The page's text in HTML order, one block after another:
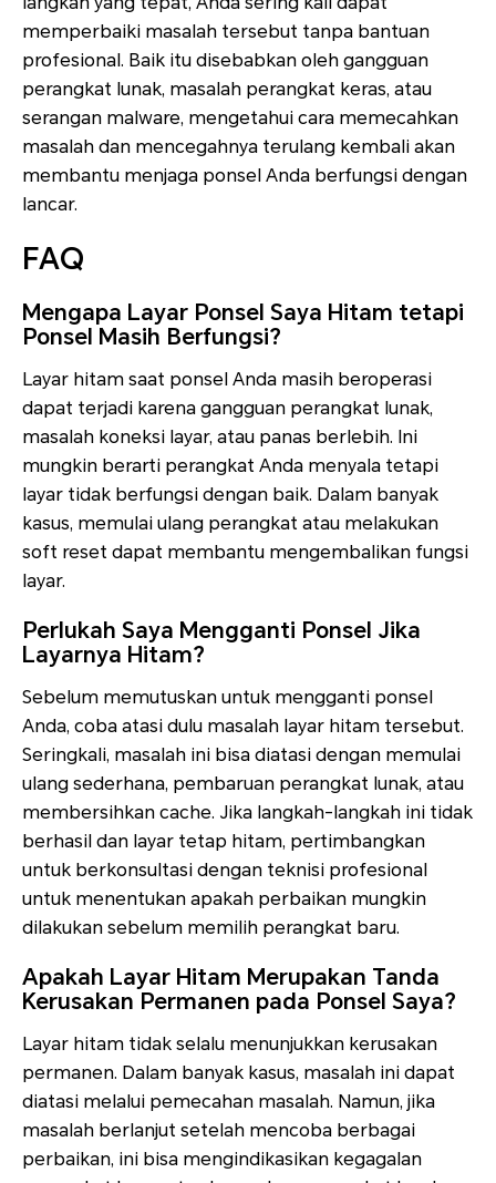
memperbaiki masalah tersebut tanpa bantuan
profesional. Baik itu disebabkan oleh gangguan
perangkat lunak, masalah perangkat keras, atau
serangan malware, mengetahui cara memecahkan
masalah dan mencegahnya terulang kembali akan
membantu menjaga ponsel Anda berfungsi dengan
lancar.
FAQ
Mengapa Layar Ponsel Saya Hitam tetapi
Ponsel Masih Berfungsi?
Layar hitam saat ponsel Anda masih beroperasi
dapat terjadi karena gangguan perangkat lunak,
masalah koneksi layar, atau panas berlebih. Ini
mungkin berarti perangkat Anda menyala tetapi
layar tidak berfungsi dengan baik. Dalam banyak
kasus, memulai ulang perangkat atau melakukan
soft reset dapat membantu mengembalikan fungsi
layar.
Perlukah Saya Mengganti Ponsel Jika
Layarnya Hitam?
Sebelum memutuskan untuk mengganti ponsel
Anda, coba atasi dulu masalah layar hitam tersebut.
Seringkali, masalah ini bisa diatasi dengan memulai
ulang sederhana, pembaruan perangkat lunak, atau
membersihkan cache. Jika langkah-langkah ini tidak
berhasil dan layar tetap hitam, pertimbangkan
untuk berkonsultasi dengan teknisi profesional
untuk menentukan apakah perbaikan mungkin
dilakukan sebelum memilih perangkat baru.
Apakah Layar Hitam Merupakan Tanda
Kerusakan Permanen pada Ponsel Saya?
Layar hitam tidak selalu menunjukkan kerusakan
permanen. Dalam banyak kasus, masalah ini dapat
diatasi melalui pemecahan masalah. Namun, jika
masalah berlanjut setelah mencoba berbagai
perbaikan, ini bisa mengindikasikan kegagalan